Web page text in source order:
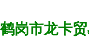
鹤岗市龙卡